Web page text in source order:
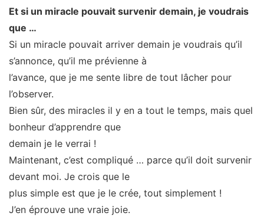
Et si un miracle pouvait survenir demain, je voudrais
que …
Si un miracle pouvait arriver demain je voudrais qu’il
s’annonce, qu’il me prévienne à
l’avance, que je me sente libre de tout lâcher pour
l’observer.
Bien sûr, des miracles il y en a tout le temps, mais quel
bonheur d’apprendre que
demain je le verrai !
Maintenant, c’est compliqué … parce qu’il doit survenir
devant moi. Je crois que le
plus simple est que je le crée, tout simplement !
J’en éprouve une vraie joie.